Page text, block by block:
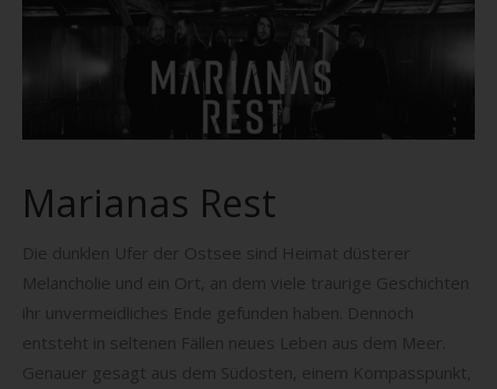
Marianas Rest
Die dunklen Ufer der Ostsee sind Heimat düsterer
Melancholie und ein Ort, an dem viele traurige Geschichten
ihr unvermeidliches Ende gefunden haben. Dennoch
entsteht in seltenen Fällen neues Leben aus dem Meer.
Genauer gesagt aus dem Südosten, einem Kompasspunkt,